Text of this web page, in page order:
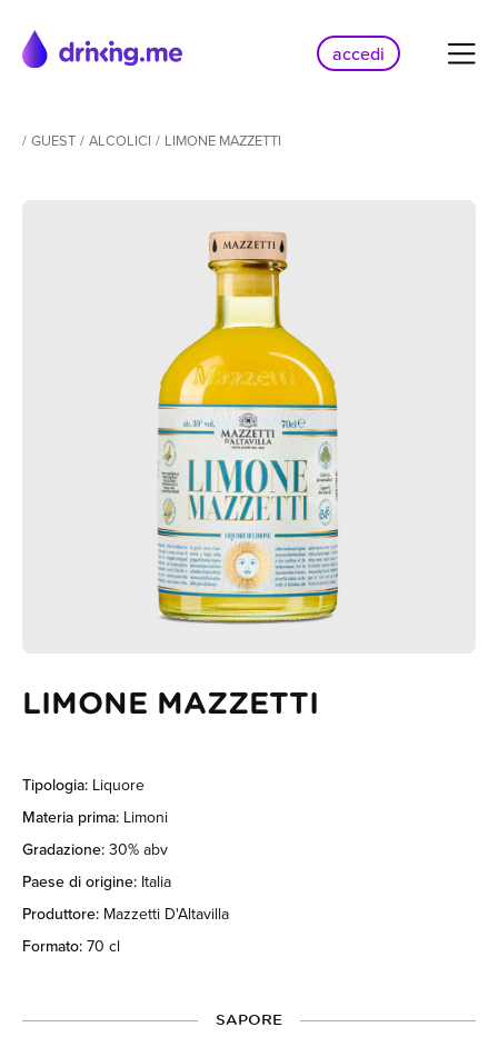
accedi
/ GUEST / ALCOLICI / LIMONE MAZZETTI
LIMONE MAZZETTI
Tipologia: Liquore
Materia prima: Limoni
Gradazione: 30% abv
Paese di origine: Italia
Produttore: Mazzetti D'Altavilla
Formato: 70 cl
SAPORE